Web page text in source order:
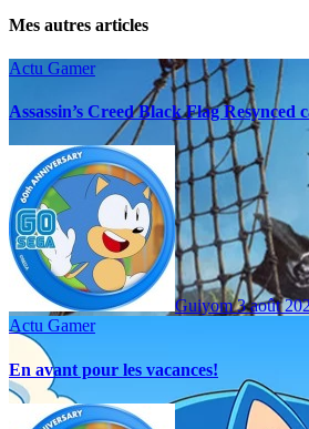
Mes autres articles
Actu Gamer
Assassin’s Creed Black Flag Resynced
Guiyom3 août
Actu Gamer
En avant pour les vacances!